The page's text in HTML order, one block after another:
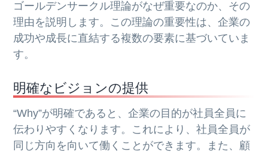
ゴールデンサークル理論がなぜ重要なのか、その
理由を説明します。この理論の重要性は、企業の
成功や成長に直結する複数の要素に基づいていま
す。
明確なビジョンの提供
“Why”が明確であると、企業の目的が社員全員に
伝わりやすくなります。これにより、社員全員が
同じ方向を向いて働くことができます。また、顧